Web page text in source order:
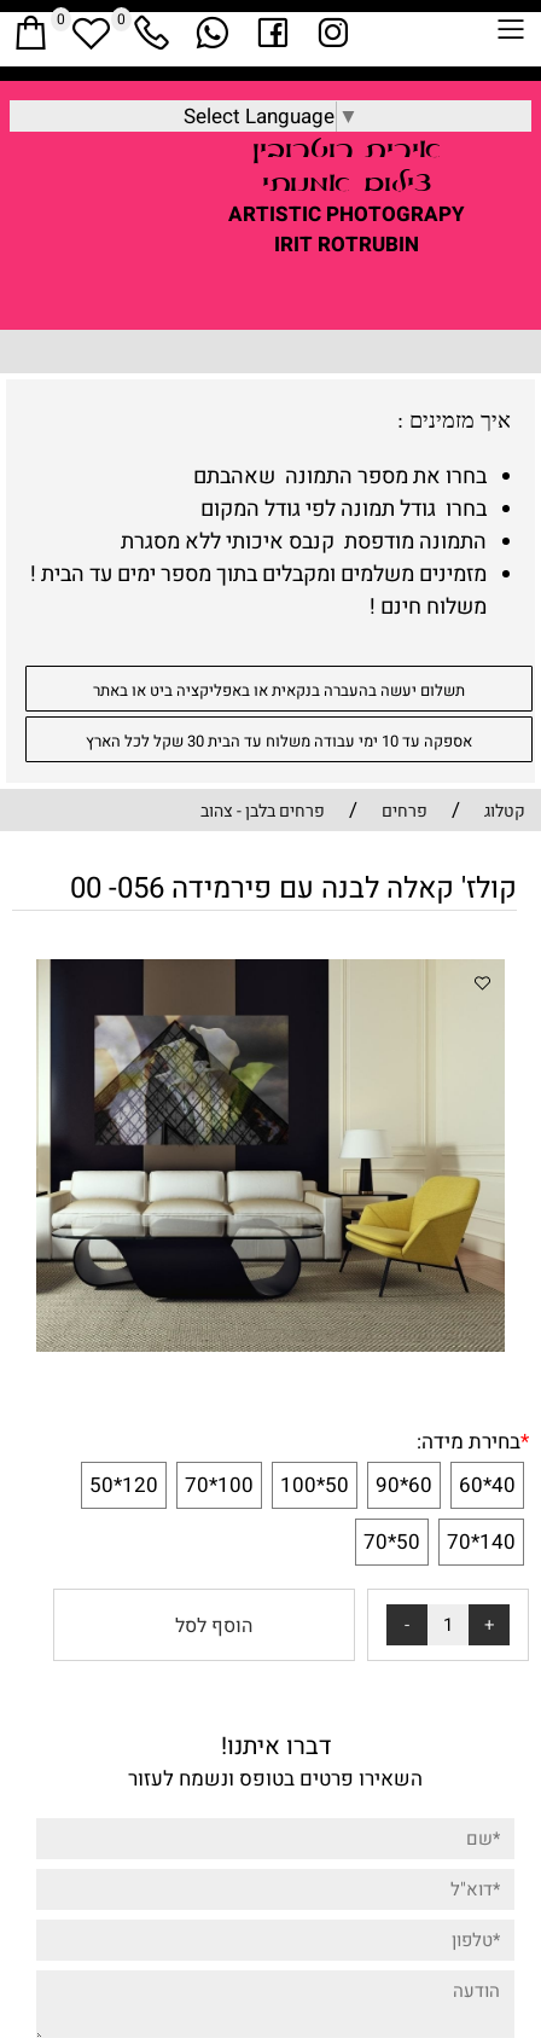
Select Language ▼
אירית רוטרובין
צילום אמנותי
ARTISTIC PHOTOGRAPY
IRIT ROTRUBIN
0 0
איך מזמינים :
בחרו את מספר התמונה שאהבתם
בחרו גודל תמונה לפי גודל המקום
התמונה מודפסת קנבס איכותי ללא מסגרת
מזמינים משלמים ומקבלים בתוך מספר ימים עד הבית !
משלוח חינם !
תשלום יעשה בהעברה בנקאית או באפליקציה ביט או באתר
אספקה עד 10 ימי עבודה משלוח עד הבית 30 שקל לכל הארץ
קטלוג / פרחים / פרחים בלבן - צהוב
קולז' קאלה לבנה עם פירמידה 056- 00
*בחירת מידה:
40*60
60*90
50*100
100*70
120*50
140*70
50*70
הוסף לסל
דברו איתנו!
השאירו פרטים בטופס ונשמח לעזור